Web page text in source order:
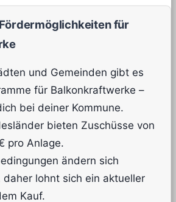
für
und Gemeinden gibt es
für Balkonkraftwerke –
bei deiner Kommune.
bieten Zuschüsse von
pro Anlage.
ändern sich
daher lohnt sich ein aktueller
Kauf.